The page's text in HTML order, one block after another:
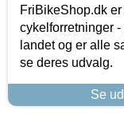
FriBikeShop.dk
cykelforretninger
landet og er alle
se deres udvalg.
Se